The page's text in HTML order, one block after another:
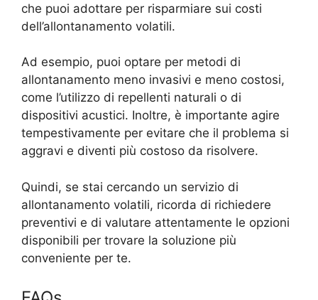
che puoi adottare per risparmiare sui costi
dell’allontanamento volatili.
Ad esempio, puoi optare per metodi di
allontanamento meno invasivi e meno costosi,
come l’utilizzo di repellenti naturali o di
dispositivi acustici. Inoltre, è importante agire
tempestivamente per evitare che il problema si
aggravi e diventi più costoso da risolvere.
Quindi, se stai cercando un servizio di
allontanamento volatili, ricorda di richiedere
preventivi e di valutare attentamente le opzioni
disponibili per trovare la soluzione più
conveniente per te.